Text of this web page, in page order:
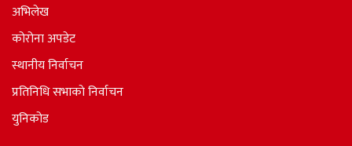
अभिलेख
कोरोना अपडेट
स्थानीय निर्वाचन
प्रतिनिधि सभाकाे निर्वाचन
युनिकोड